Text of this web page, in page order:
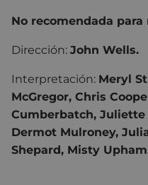
No recomendada para
Dirección: John Wells.
Interpretación: Meryl
McGregor, Chris
Cumberbatch,
Dermot Mulroney,
Shepard, Misty